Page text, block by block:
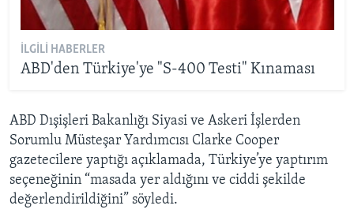
İLGILI HABERLER
ABD'den Türkiye'ye "S-400 Testi" Kınaması
ABD Dışişleri Bakanlığı Siyasi ve Askeri İşlerden
Sorumlu Müsteşar Yardımcısı Clarke Cooper
gazetecilere yaptığı açıklamada, Türkiye’ye yaptırım
seçeneğinin “masada yer aldığını ve ciddi şekilde
değerlendirildiğini” söyledi.